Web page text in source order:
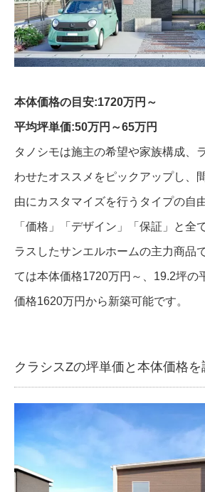
本体価格の目安:1720万円～
平均坪単価:50万円～65万円
タノシモは施主の希望や家族構成、
わせたオススメをピックアップし、
由にカスタマイズを行うタイプの自
「価格」「デザイン」「保証」と全
ラスしたサンエルホームの主力商品
ては本体価格1720万円～、19.2坪の
価格1620万円から新築可能です。
クラシスZの坪単価と本体価格を